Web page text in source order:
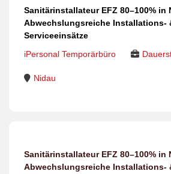
Sanitärinstallateur EFZ 80–100% in
Abwechslungsreiche Installations-
Serviceeinsätze
iPersonal Temporärbüro
Nidau
Sanitärinstallateur EFZ 80–100% in
Abwechslungsreiche Installations-